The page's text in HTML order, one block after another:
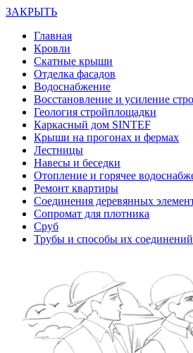
ЗАКРЫТЬ
Главная
Кровли
Скатные крыши
Отделка фасадов
Водоснабжение
Восстановление и усиление
Геология стройплощадки
Каркасный дом SINTEF
Крыши на прогонах и фермах
Лестницы
Навесы и беседки
Отопление и горячее
Ремонт квартиры
Соединения деревянных
Сопромат для плотника
Сруб
Трубы и способы их соединений